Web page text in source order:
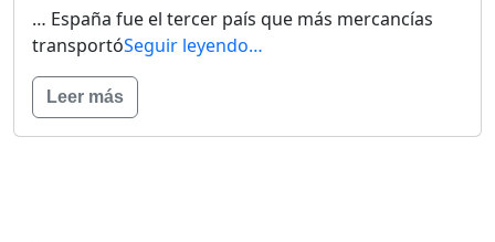
… España fue el tercer país que más mercancías
transportóSeguir leyendo…
Leer más